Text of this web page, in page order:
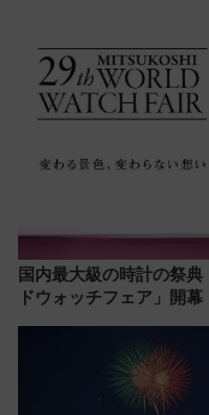
国内最大級の時計の祭
ドウォッチフェア」開